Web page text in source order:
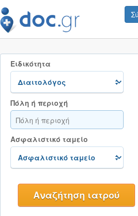
Ειδικότητα
Πόλη ή περιοχή
Ασφαλιστικό ταμείο